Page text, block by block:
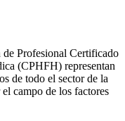
de Profesional Certificado
(CPHFH) representan
de todo el sector de la
campo de los factores